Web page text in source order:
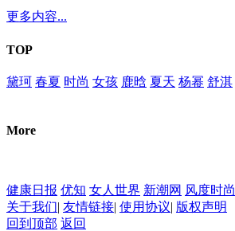
更多内容...
TOP
黛珂 春夏 时尚 女孩 鹿晗 夏天 杨幂 舒淇
More
健康日报 优知 女人世界 新潮网 风度时尚
关于我们| 友情链接| 使用协议| 版权声明
回到顶部 返回